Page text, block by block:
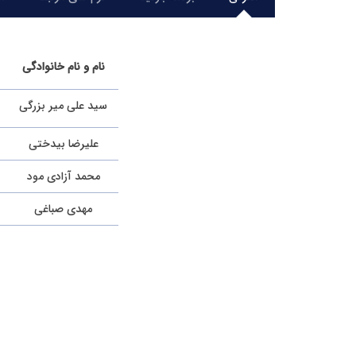
نام و نام خانوادگی
سید علی میر بزرگی
علیرضا بیدختی
محمد آزادی مود
مهدی صباغی